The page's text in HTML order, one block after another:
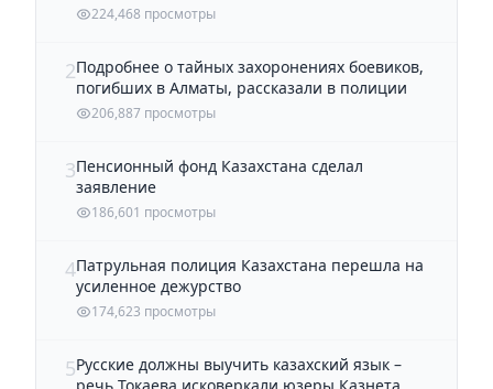
224,468 просмотры
2Подробнее о тайных захоронениях боевиков,
погибших в Алматы, рассказали в полиции
206,887 просмотры
3Пенсионный фонд Казахстана сделал
заявление
186,601 просмотры
4Патрульная полиция Казахстана перешла на
усиленное дежурство
174,623 просмотры
5Русские должны выучить казахский язык –